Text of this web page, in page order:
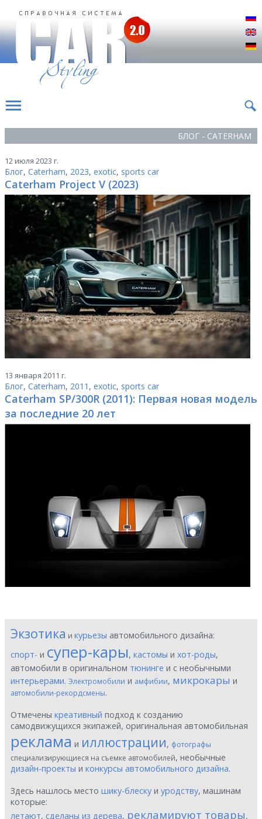
БЛОГ - CATERHAM
12 июля 2023 г.
Блог, Caterham, 2023, exotic, sports car
Caterham Project V (2023)
13 января 2011 г.
Блог, Caterham, 2011 , exotic, sports car
Caterham SP/300R (2011): Первая новая модель
за последние 20 лет
Экзотика и курьезы автомобильного дизайна:
спорт- и супер-кары, кастомы и хот-роды,
автомобили в оригинальном тюнинге и с необычными
интерьерами. Электромобили и амфибии, микрокары и
автомобили-рекордсмены.
Отмечены креативный подход к созданию
самодвижущихся экипажей, оригинальная автомобильная
реклама и иллюстрации, фотографы
специализирующиеся на съемке автомобилей, необычные
дизайн-проекты и конкурсы автомобильного дизайна.
Здесь нашлось место шику-блеску и уродству, машинам
которые:
летают, сделаны из дерева, рекламируют товары,